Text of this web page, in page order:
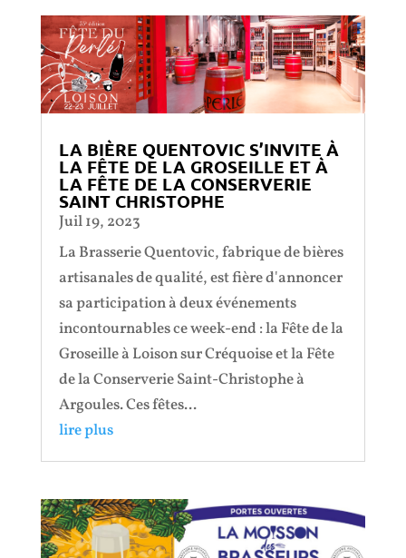
LA BIÈRE QUENTOVIC S’INVITE À
LA FÊTE DE LA GROSEILLE ET À
LA FÊTE DE LA CONSERVERIE
SAINT CHRISTOPHE
Juil 19, 2023
La Brasserie Quentovic, fabrique de bières
artisanales de qualité, est fière d'annoncer
sa participation à deux événements
incontournables ce week-end : la Fête de la
Groseille à Loison sur Créquoise et la Fête
de la Conserverie Saint-Christophe à
Argoules. Ces fêtes...
lire plus